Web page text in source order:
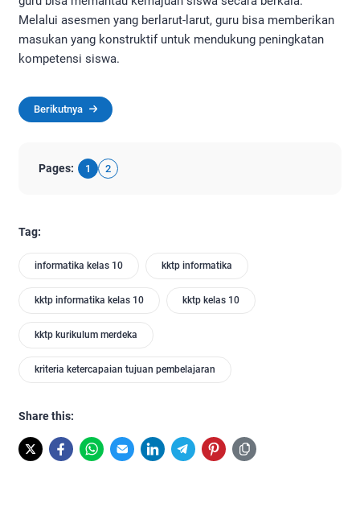
Melalui asesmen yang berlarut-larut, guru bisa memberikan
masukan yang konstruktif untuk mendukung peningkatan
kompetensi siswa.
Berikutnya
Pages: 1 2
Tag:
informatika kelas 10 kktp informatika
kktp informatika kelas 10 kktp kelas 10
kktp kurikulum merdeka
kriteria ketercapaian tujuan pembelajaran
Share this: